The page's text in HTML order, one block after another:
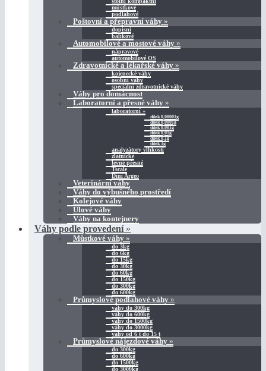
můstkové
podlahové
Poštovní a přepravní váhy »
dopisní
balíkové
Automobilové a mostové váhy »
nápravové
automobilové OS
Zdravotnické a lékařské váhy »
kojenecké váhy
osobní váhy
speciální zdravotnické váhy
Váhy pro domácnost
Laboratorní a přesné váhy »
laboratorní »
dílek 0,00001g
dílek 0,0001g
dílek 0,001g
dílek 0,01g
dílek 0,1g
dílek 1g
analyzátory vlhkosti
zlatnické
levné přesné
Tscale
Dini Argeo
Veterinární váhy
Váhy do výbušného prostředí
Kolejové váhy
Úlové váhy
Váhy na kontejnery
Váhy podle provedení »
Můstkové váhy »
do 3kg
do 6kg
do 15kg
do 30kg
do 60kg
do 150kg
do 300kg
do 600kg
Průmyslové podlahové váhy »
váhy do 300kg
váhy do 600kg
váhy do 1500kg
váhy do 3000kg
váhy od 6 t do 15 t
Průmyslové nájezdové váhy »
do 300kg
do 600kg
do 1500kg
do 3000kg